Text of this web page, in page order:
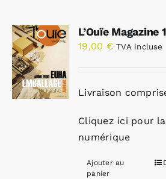
L’Ouïe Magazine
19,00 € TVA incluse
Livraison
Cliquez ici pour
numérique
Ajouter au
panier